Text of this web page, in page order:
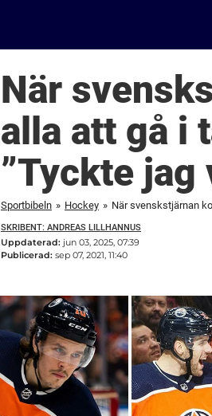
När
alla att gå i
”Tyckte jag
Sportbibeln » Hockey » När svenskstjärnan
SKRIBENT: ANDREAS LILLHANNUS
Uppdaterad: jun 03, 2025, 07:39
Publicerad: sep 07, 2021, 11:40